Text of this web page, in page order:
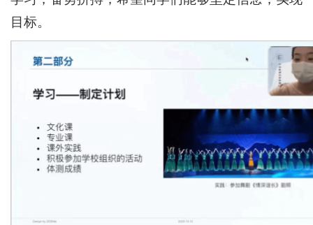
目标。